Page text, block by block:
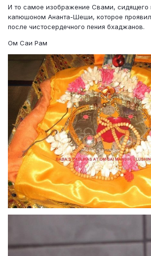
И то самое изображение Свами, сидящего
капюшоном Ананта-Шеши, которое
после чистосердечного пения бхаджанов.
Ом Саи Рам